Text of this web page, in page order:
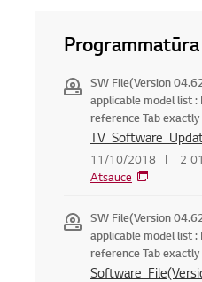
SW File(Version
applicable model list
reference Tab exactly
11/10/2018
2
Atsauce
SW File(Version
applicable model list
reference Tab exactly